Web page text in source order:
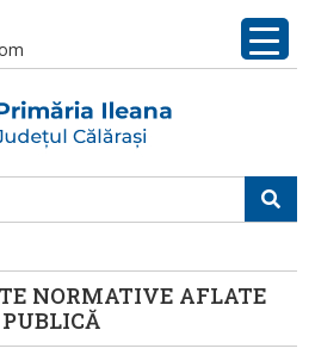
NORMATIVE AFLATE